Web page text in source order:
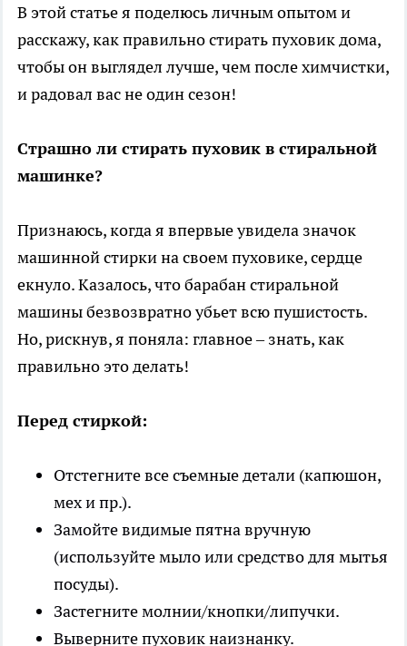
В этой статье я поделюсь личным опытом и
расскажу, как правильно стирать пуховик дома,
чтобы он выглядел лучше, чем после химчистки,
и радовал вас не один сезон!
Страшно ли стирать пуховик в стиральной
машинке?
Признаюсь, когда я впервые увидела значок
машинной стирки на своем пуховике, сердце
екнуло. Казалось, что барабан стиральной
машины безвозвратно убьет всю пушистость.
Но, рискнув, я поняла: главное – знать, как
правильно это делать!
Перед стиркой:
Отстегните все съемные детали (капюшон,
мех и пр.).
Замойте видимые пятна вручную
(используйте мыло или средство для мытья
посуды).
Застегните молнии/кнопки/липучки.
Выверните пуховик наизнанку.